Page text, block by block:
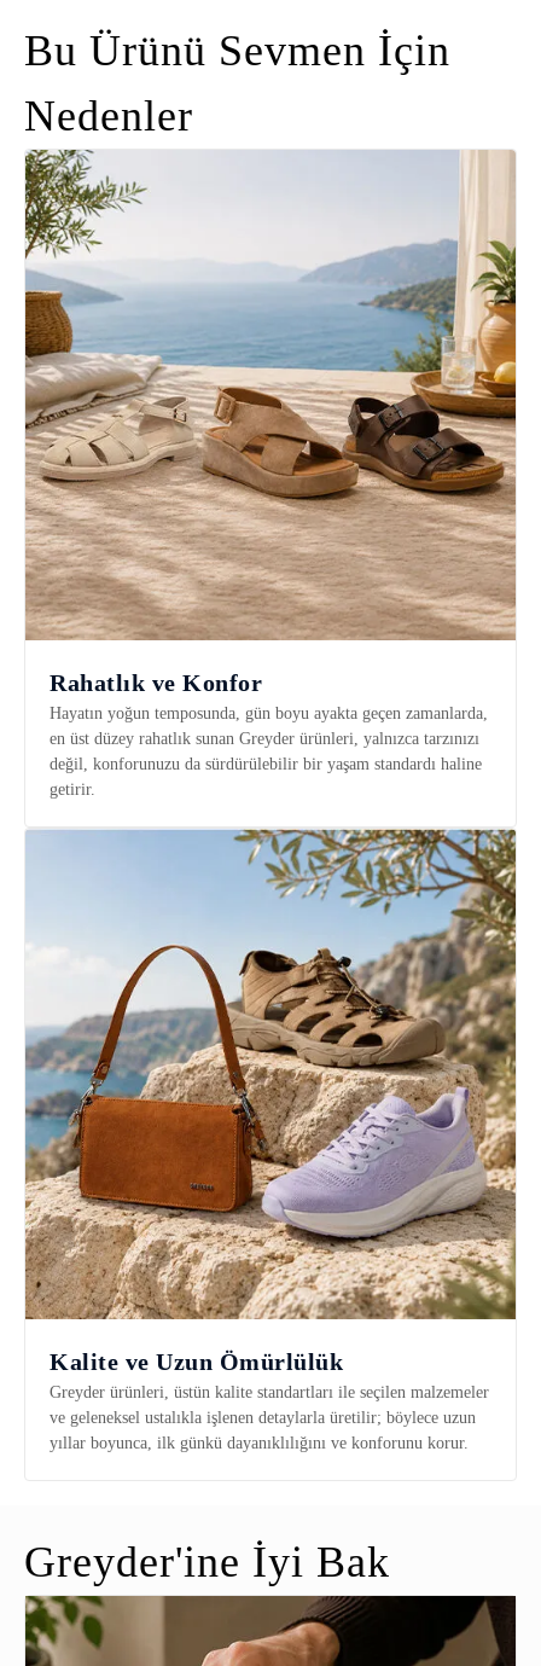
Bu Ürünü Sevmen İçin
Nedenler
Rahatlık ve Konfor
Hayatın yoğun temposunda, gün boyu ayakta geçen zamanlarda,
en üst düzey rahatlık sunan Greyder ürünleri, yalnızca tarzınızı
değil, konforunuzu da sürdürülebilir bir yaşam standardı haline
getirir.
Kalite ve Uzun Ömürlülük
Greyder ürünleri, üstün kalite standartları ile seçilen malzemeler
ve geleneksel ustalıkla işlenen detaylarla üretilir; böylece uzun
yıllar boyunca, ilk günkü dayanıklılığını ve konforunu korur.
Greyder'ine İyi Bak